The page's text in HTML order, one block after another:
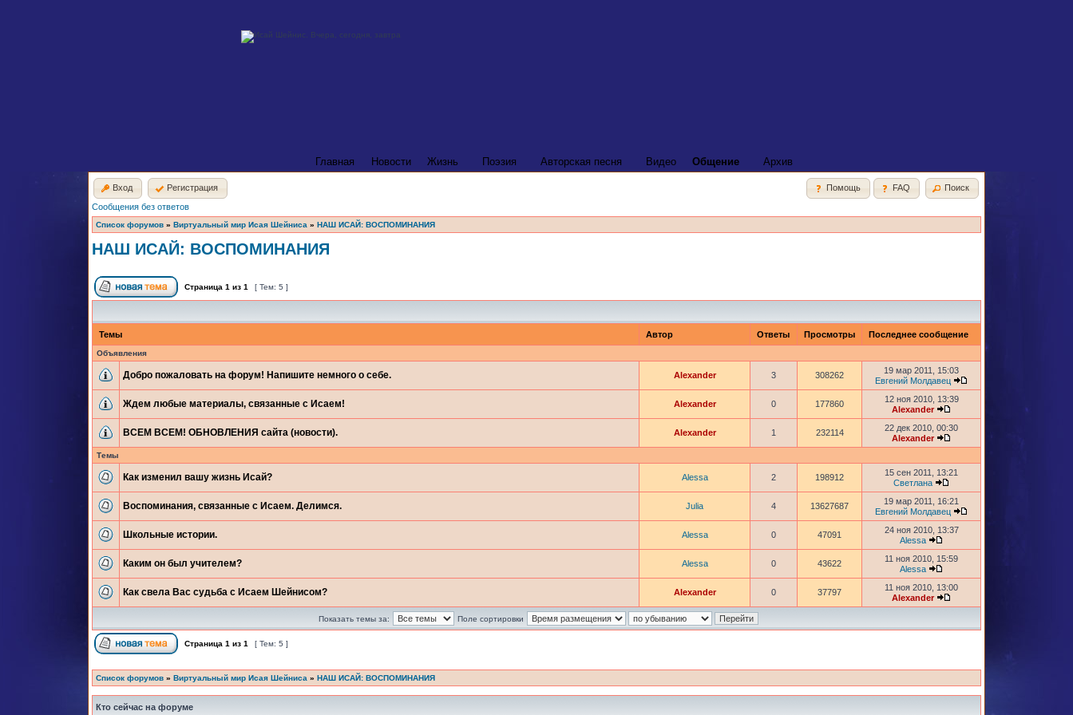
Главная Новости Жизнь Поэзия Авторская песня Видео Общение Архив
Вход Регистрация Помощь FAQ
Поиск
Сообщения без ответов
Список форумов » Виртуальный мир Исая Шейниса » НАШ ИСАЙ: ВОСПОМИНАНИЯ
НАШ ИСАЙ: ВОСПОМИНАНИЯ
Страница 1 из 1 [ Тем: 5 ]
Темы Автор Ответы Просмотры Последнее сообщение
Объявления
Добро пожаловать на форум! Напишите немного о себе. Alexander 3 308262
19 мар 2011, 15:03
Евгений Молдавец
Ждем любые материалы, связанные с Исаем! Alexander 0 177860
12 ноя 2010, 13:39
Alexander
ВСЕМ ВСЕМ! ОБНОВЛЕНИЯ сайта (новости). Alexander 1 232114
22 дек 2010, 00:30
Alexander
Темы
Как изменил вашу жизнь Исай? Alessa 2 198912
15 сен 2011, 13:21
Светлана
Воспоминания, связанные с Исаем. Делимся. Julia 4 13627687
19 мар 2011, 16:21
Евгений Молдавец
Школьные истории. Alessa 0 47091
24 ноя 2010, 13:37
Alessa
Каким он был учителем? Alessa 0 43622
11 ноя 2010, 15:59
Alessa
Как свела Вас судьба с Исаем Шейнисом? Alexander 0 37797
11 ноя 2010, 13:00
Alexander
Показать темы за: Поле сортировки
Страница 1 из 1 [ Тем: 5 ]
Список форумов » Виртуальный мир Исая Шейниса » НАШ ИСАЙ: ВОСПОМИНАНИЯ
Кто сейчас на форуме